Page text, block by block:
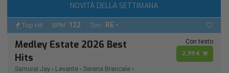
NOVITÀ DELLA SETTIMANA
Top Hit BPM: 122 Ton.: RE -
Medley Estate 2026 Best
Hits
Samurai Jay - Levante - Serena Brancale -
Con testo
2,99 €